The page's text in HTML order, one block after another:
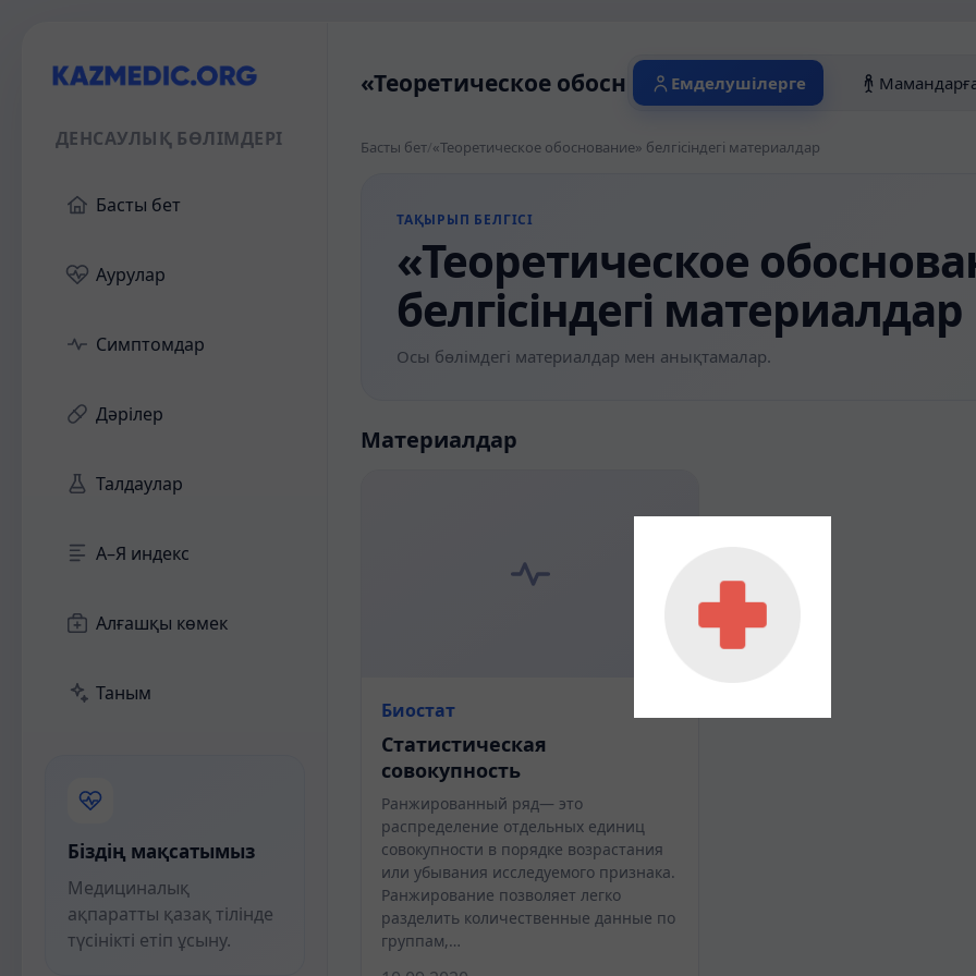
ДЕНСАУЛЫҚ БӨЛІМДЕРІ
Басты бет
Аурулар
Симптомдар
Дәрілер
Талдаулар
А–Я индекс
Алғашқы көмек
Таным
Біздің мақсатымыз
Медициналық
ақпаратты қазақ тілінде
түсінікті етіп ұсыну.
«Теоретическое обоснование» белгісіндегі
Емделушілерге
Басты бет/«Теоретическое обоснование» белгісіндегі материалдар
ТАҚЫРЫП БЕЛГІСІ
«Теоретическое
белгісіндегі материалдар
Осы бөлімдегі материалдар мен анықтамалар.
Материалдар
Биостат
Статистическая
совокупность
Ранжированный ряд— это
распределение отдельных единиц
совокупности в порядке возрастания
или убывания исследуемого признака.
Ранжирование позволяет легко
разделить количественные данные по
группам,…